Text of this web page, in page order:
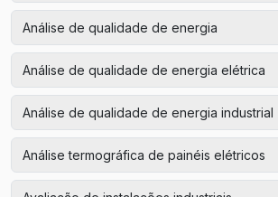
Análise de qualidade de energia
Análise de qualidade de energia elétrica
Análise de qualidade de energia industrial
Análise termográfica de painéis elétricos